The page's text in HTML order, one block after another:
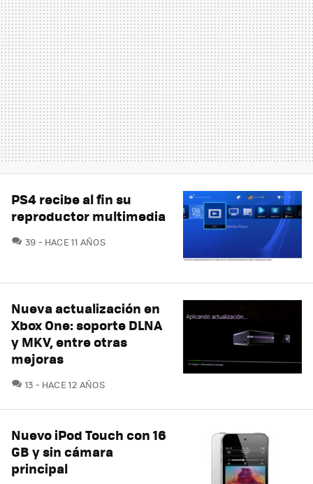
PS4 recibe al fin su
reproductor multimedia
39 COMENTARIOS
HACE 11 AÑOS
Nueva actualización en
Xbox One: soporte DLNA
y MKV, entre otras
mejoras
13 COMENTARIOS
HACE 12 AÑOS
Nuevo iPod Touch con 16
GB y sin cámara
principal